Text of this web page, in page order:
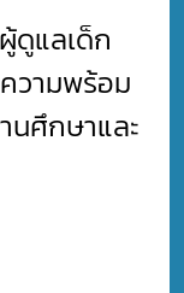
ดูแลเด็ก
วามพร้อม
นศึกษาและ